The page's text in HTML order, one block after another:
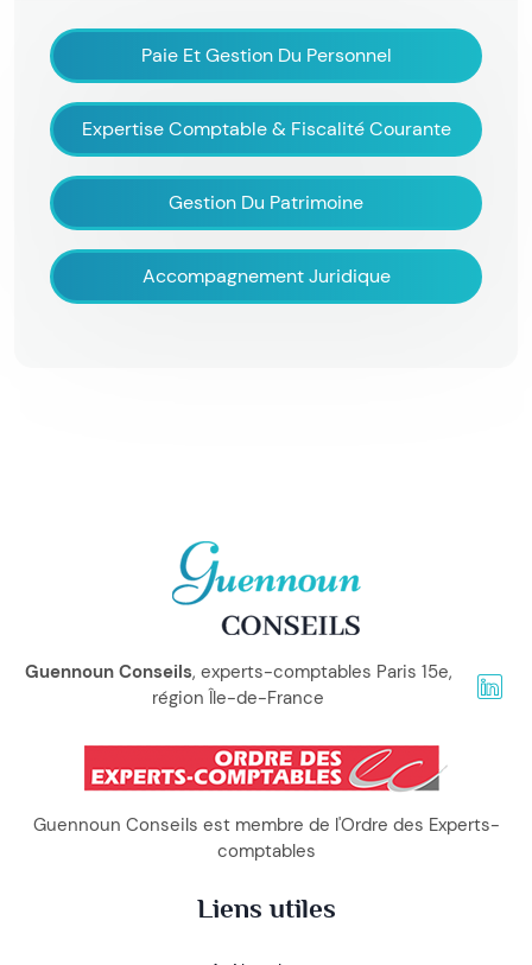
Paie Et Gestion Du Personnel
Expertise Comptable & Fiscalité Courante
Gestion Du Patrimoine
Accompagnement Juridique
Guennoun Conseils, experts-comptables Paris 15e,
région Île-de-France
Guennoun Conseils est membre de l'Ordre des Experts-
comptables
Liens utiles